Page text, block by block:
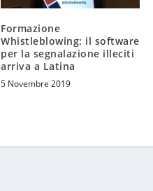
Formazione
Whistleblowing: il software
per la segnalazione illeciti
arriva a Latina
5 Novembre 2019